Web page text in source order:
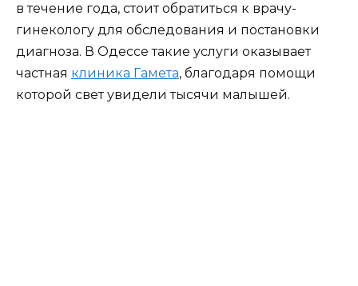
в течение года, стоит обратиться к врачу-
гинекологу для обследования и постановки
диагноза. В Одессе такие услуги оказывает
частная клиника Гамета, благодаря помощи
которой свет увидели тысячи малышей.